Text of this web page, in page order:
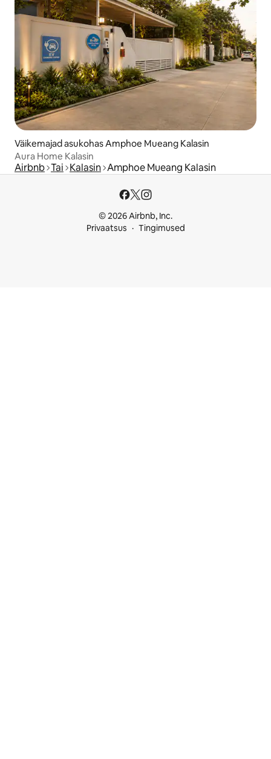
Väikemajad asukohas Amphoe Mueang Kalasin
Aura Home Kalasin
Airbnb Tai Kalasin Amphoe Mueang Kalasin
© 2026 Airbnb, Inc.
Privaatsus
Tingimused